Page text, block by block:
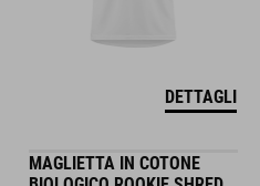
DETTAGLI
MAGLIETTA IN COTONE